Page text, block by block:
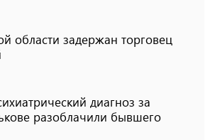
области задержан торговец
диагноз за
разоблачили бывшего